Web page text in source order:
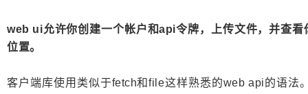
web ui允许你创建一个帐户和api令牌，上传文件，并查
位置。
客户端库使用类似于fetch和file这样熟悉的web api的语法